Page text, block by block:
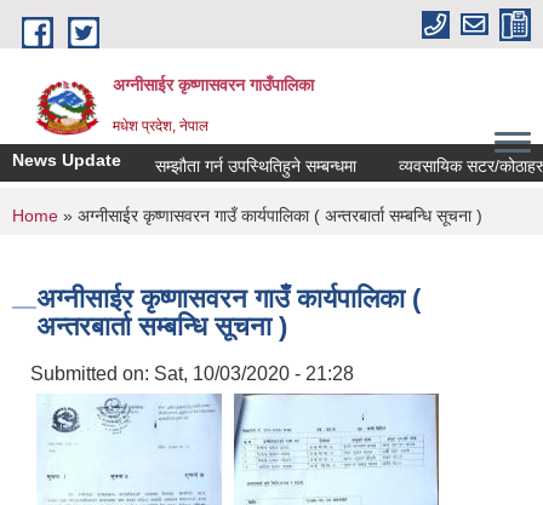
Skip to main content
अग्नीसाईर कृष्णासवरन गाउँपालिका
मधेश प्रदेश, नेपाल
News Update सम्झौता गर्न उपस्थितिहुने सम्बन्धमा व्यवसायिक सटर/
You are here
Home » अग्नीसाईर कृष्णासवरन गाउँ कार्यपालिका ( अन्तरबार्ता सम्बन्धि सूचना )
अग्नीसाईर कृष्णासवरन गाउँ कार्यपालिका (
अन्तरबार्ता सम्बन्धि सूचना )
Submitted on: Sat, 10/03/2020 - 21:28